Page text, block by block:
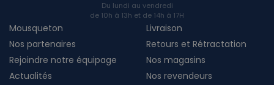
Du lundi au vendredi
de 10h à 13h et de 14h à 17H
Mousqueton
Nos partenaires
Rejoindre notre équipage
Actualités
Livraison
Retours et Rétractation
Nos magasins
Nos revendeurs